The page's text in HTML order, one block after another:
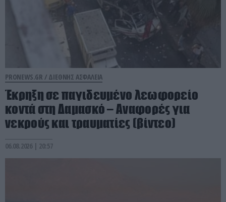
PRONEWS.GR / ΔΙΕΘΝΗΣ ΑΣΦΑΛΕΙΑ
Έκρηξη σε παγιδευμένο λεωφορείο
κοντά στη Δαμασκό – Αναφορές για
νεκρούς και τραυματίες (βίντεο)
06.08.2026 | 20:57